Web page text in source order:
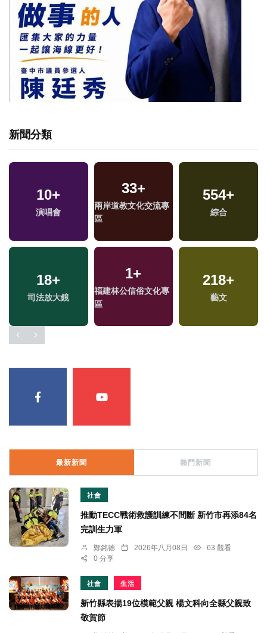
新聞分類
10+
演唱會
33+
兩岸道教文化交流專
區
554+
綜合
18+
司法放大鏡
1+
福建林公信俗文化專
區
218+
藝文
最新新聞 熱門新聞
社會
推動TECC戰術救護訓練不間斷 新竹市再添84名
完訓生力軍
鄭銘德 2026年八月08日
63 觀看
0 分享
社會 生活
新竹縣表揚19位模範父親 楊文科向全縣父親致
敬賀節